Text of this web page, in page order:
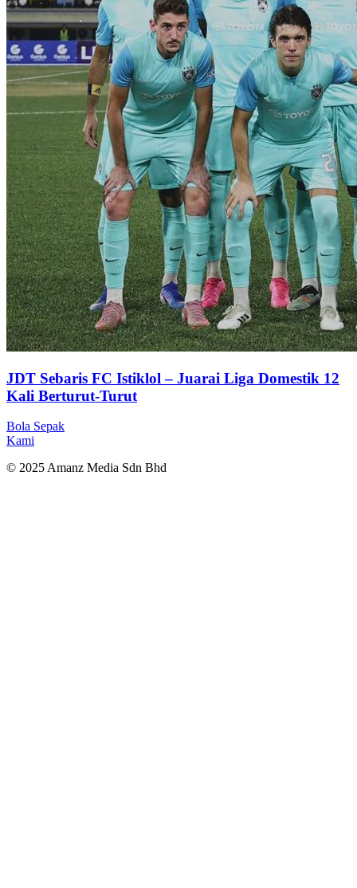
JDT Sebaris FC Istiklol – Juarai Liga Domestik 12
Kali Berturut-Turut
Bola Sepak
Kami
© 2025 Amanz Media Sdn Bhd